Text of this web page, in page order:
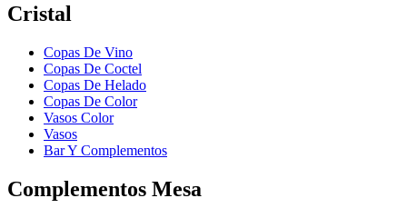
Cristal
Copas De Vino
Copas De Coctel
Copas De Helado
Copas De Color
Vasos Color
Vasos
Bar Y Complementos
Complementos Mesa